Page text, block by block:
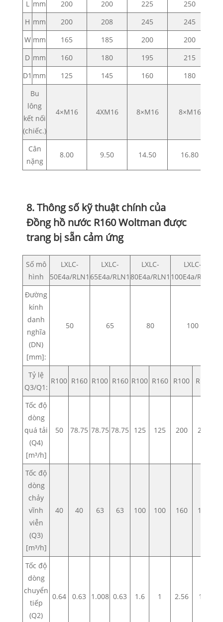
L mm 200 200 225
250
H mm 200 208 245
245
W mm 165 185 200
200
D mm 160 180 195
215
D1 mm 125 145 160
180
Bu
lông
kết nối
(chiếc.)
4×M16 4XM16 8×M16 8×M16
Cân
nặng
8.00 9.50 14.50 16.80
8. Thông số kỹ thuật chính của
Đồng hồ nước R160 Woltman được
trang bị sẵn cảm ứng
Số mô
hình
LXLC-
50E4a/RLN1
LXLC-
65E4a/RLN1
LXLC-
80E4a/RLN1
LXLC-
100E4a/RLN1
Đường
kính
danh
nghĩa
(DN)
[mm]:
50 65 80 100
Tỷ lệ
Q3/Q1:
R100 R160 R100 R160 R100 R160 R100 R160
Tốc độ
dòng
quá tải
(Q4)
[m³/h]
50 78.75 78.75 78.75 125 125 200 200
Tốc độ
dòng
chảy
vĩnh
viễn
(Q3)
[m³/h]
40 40 63 63 100 100 160 160
Tốc độ
dòng
chuyển
tiếp
(Q2)
0.64 0.63 1.008 0.63 1.6 1 2.56 1.6